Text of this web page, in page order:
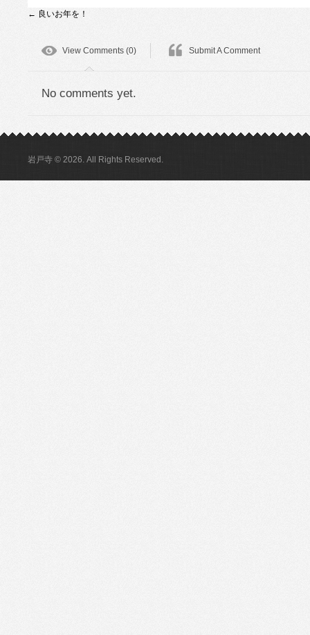
← 良いお年を！
View Comments (0) Submit A Comment
No comments yet.
岩戸寺 © 2026. All Rights Reserved.